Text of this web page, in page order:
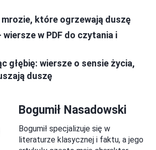
które ogrzewają duszę
wiersze w PDF do czytania i
głębię: wiersze o sensie życia,
duszę
Bogumił Nasadowski
Bogumił specjalizuje się w
literaturze klasycznej i faktu, a jego